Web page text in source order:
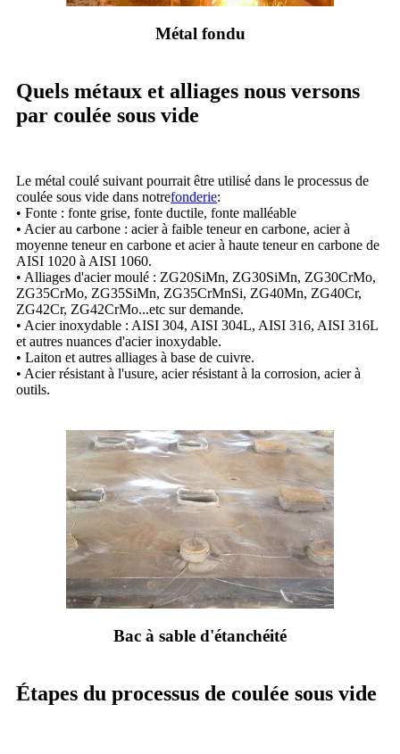
Métal fondu
Quels métaux et alliages nous versons
par coulée sous vide
Le métal coulé suivant pourrait être utilisé dans le processus de
coulée sous vide dans notrefonderie:
• Fonte : fonte grise, fonte ductile, fonte malléable
• Acier au carbone : acier à faible teneur en carbone, acier à
moyenne teneur en carbone et acier à haute teneur en carbone de
AISI 1020 à AISI 1060.
• Alliages d'acier moulé : ZG20SiMn, ZG30SiMn, ZG30CrMo,
ZG35CrMo, ZG35SiMn, ZG35CrMnSi, ZG40Mn, ZG40Cr,
ZG42Cr, ZG42CrMo...etc sur demande.
• Acier inoxydable : AISI 304, AISI 304L, AISI 316, AISI 316L
et autres nuances d'acier inoxydable.
• Laiton et autres alliages à base de cuivre.
• Acier résistant à l'usure, acier résistant à la corrosion, acier à
outils.
Bac à sable d'étanchéité
Étapes du processus de coulée sous vide